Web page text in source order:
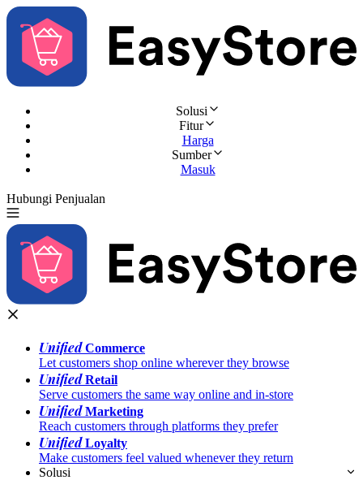
Solusi
Fitur
Harga
Sumber
Masuk
Hubungi Penjualan
UnifiedCommerce
Let customers shop online wherever they browse
UnifiedRetail
Serve customers the same way online and in-store
UnifiedMarketing
Reach customers through platforms they prefer
UnifiedLoyalty
Make customers feel valued whenever they return
Solusi